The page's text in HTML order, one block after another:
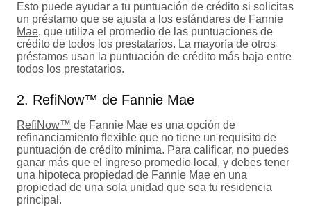
Esto puede ayudar a tu puntuación de crédito si solicitas
un préstamo que se ajusta a los estándares de Fannie
Mae, que utiliza el promedio de las puntuaciones de
crédito de todos los prestatarios. La mayoría de otros
préstamos usan la puntuación de crédito más baja entre
todos los prestatarios.
2. RefiNow™ de Fannie Mae
RefiNow™ de Fannie Mae es una opción de
refinanciamiento flexible que no tiene un requisito de
puntuación de crédito mínima. Para calificar, no puedes
ganar más que el ingreso promedio local, y debes tener
una hipoteca propiedad de Fannie Mae en una
propiedad de una sola unidad que sea tu residencia
principal.